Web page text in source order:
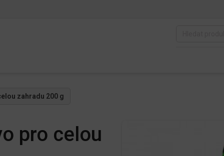
zahradu 200 g
pro celou